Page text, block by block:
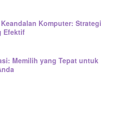
Komputer: Strategi
Efektif
Memilih yang Tepat untuk